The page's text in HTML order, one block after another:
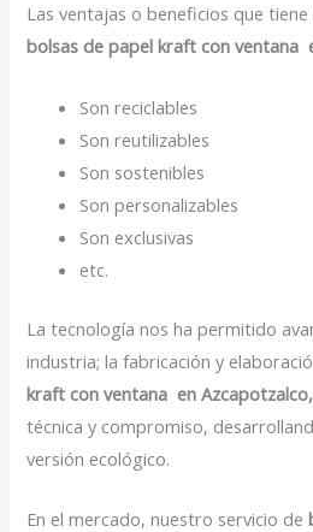
Las ventajas o beneficios que
bolsas de papel kraft con ventana
Son reciclables
Son reutilizables
Son sostenibles
Son personalizables
Son exclusivas
etc.
La tecnología nos ha permitido
industria; la fabricación y
kraft con ventana en Azcapotzalco,
técnica y compromiso,
versión ecológico.
En el mercado, nuestro servicio de